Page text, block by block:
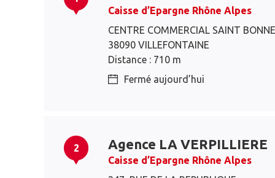
Caisse d’Epargne Rhône Alpes
CENTRE COMMERCIAL SAINT
38090 VILLEFONTAINE
Distance : 710 m
Fermé aujourd’hui
2 Agence LA VERPILLIERE
Caisse d’Epargne Rhône Alpes